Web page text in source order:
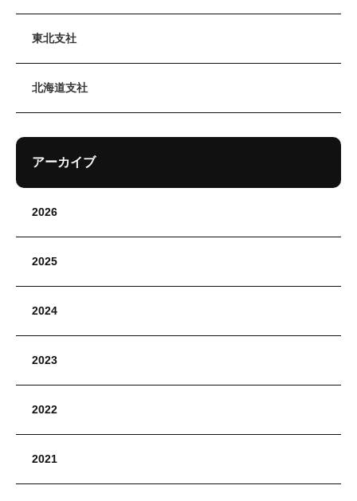
東北支社
北海道支社
アーカイブ
2026
2025
2024
2023
2022
2021